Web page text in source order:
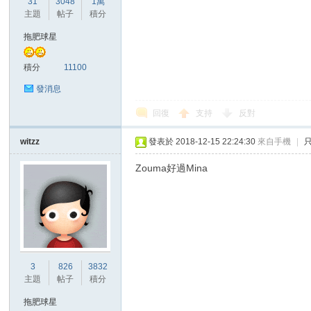
主題
帖子
積分
拖肥球星
積分 11100
發消息
回復 支持 反對
witzz
3
主題
826
帖子
3832
積分
拖肥球星
發表於 2018-12-15 22:24:30 來自手機
Zouma好過Mina